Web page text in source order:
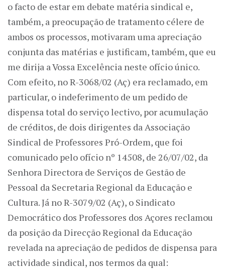
o facto de estar em debate matéria sindical e,
também, a preocupação de tratamento célere de
ambos os processos, motivaram uma apreciação
conjunta das matérias e justificam, também, que eu
me dirija a Vossa Excelência neste ofício único.
Com efeito, no R-3068/02 (Aç) era reclamado, em
particular, o indeferimento de um pedido de
dispensa total do serviço lectivo, por acumulação
de créditos, de dois dirigentes da Associação
Sindical de Professores Pró-Ordem, que foi
comunicado pelo ofício nº 14508, de 26/07/02, da
Senhora Directora de Serviços de Gestão de
Pessoal da Secretaria Regional da Educação e
Cultura. Já no R-3079/02 (Aç), o Sindicato
Democrático dos Professores dos Açores reclamou
da posição da Direcção Regional da Educação
revelada na apreciação de pedidos de dispensa para
actividade sindical, nos termos da qual: